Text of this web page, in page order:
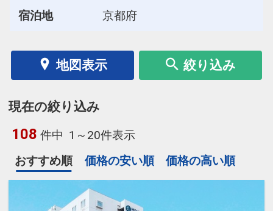
宿泊地
京都府
地図表示 絞り込み
現在の絞り込み
108 件中 1～20件表示
おすすめ順
価格の安い順 価格の高い順